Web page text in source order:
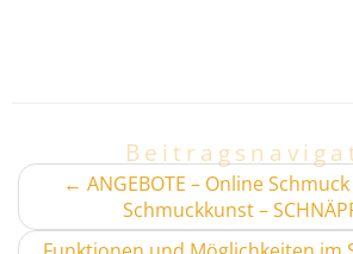
← ANGEBOTE – Online
Schmuckkunst –